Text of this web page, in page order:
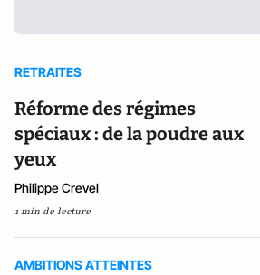
RETRAITES
Réforme des régimes
spéciaux : de la poudre aux
yeux
Philippe Crevel
1 min de lecture
AMBITIONS ATTEINTES